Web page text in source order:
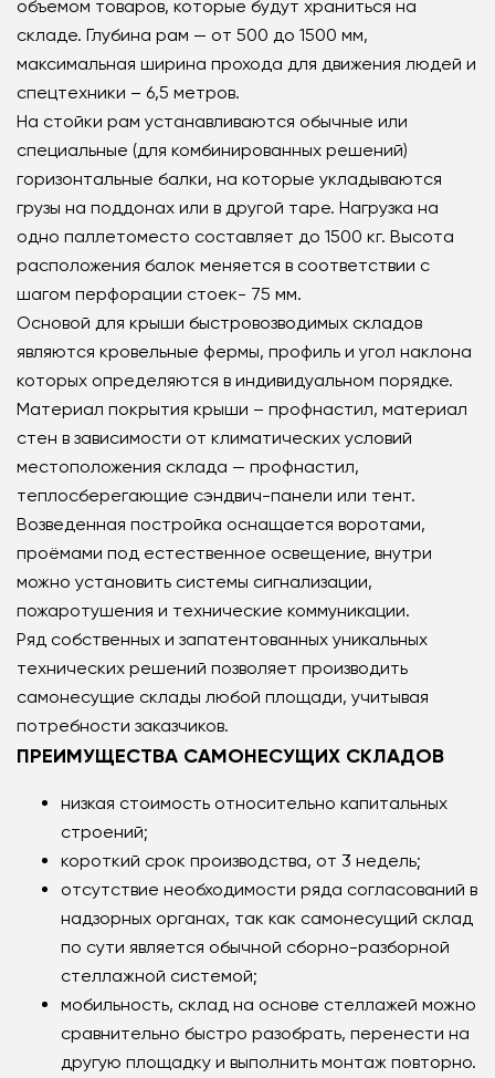
объемом товаров, которые будут храниться на
складе. Глубина рам — от 500 до 1500 мм,
максимальная ширина прохода для движения людей и
спецтехники – 6,5 метров.
На стойки рам устанавливаются обычные или
специальные (для комбинированных решений)
горизонтальные балки, на которые укладываются
грузы на поддонах или в другой таре. Нагрузка на
одно паллетоместо составляет до 1500 кг. Высота
расположения балок меняется в соответствии с
шагом перфорации стоек- 75 мм.
Основой для крыши быстровозводимых складов
являются кровельные фермы, профиль и угол наклона
которых определяются в индивидуальном порядке.
Материал покрытия крыши – профнастил, материал
стен в зависимости от климатических условий
местоположения склада — профнастил,
теплосберегающие сэндвич-панели или тент.
Возведенная постройка оснащается воротами,
проёмами под естественное освещение, внутри
можно установить системы сигнализации,
пожаротушения и технические коммуникации.
Ряд собственных и запатентованных уникальных
технических решений позволяет производить
самонесущие склады любой площади, учитывая
потребности заказчиков.
ПРЕИМУЩЕСТВА САМОНЕСУЩИХ СКЛАДОВ
низкая стоимость относительно капитальных
строений;
короткий срок производства, от 3 недель;
отсутствие необходимости ряда согласований в
надзорных органах, так как самонесущий склад
по сути является обычной сборно-разборной
стеллажной системой;
мобильность, склад на основе стеллажей можно
сравнительно быстро разобрать, перенести на
другую площадку и выполнить монтаж повторно.